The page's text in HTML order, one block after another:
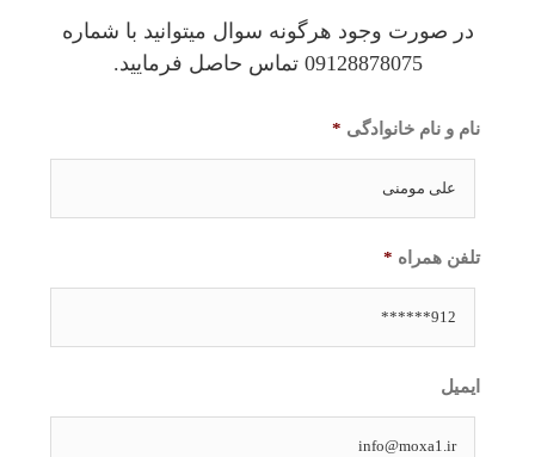
در صورت وجود هرگونه سوال میتوانید با شماره
09128878075 تماس حاصل فرمایید.
نام و نام خانوادگی *
تلفن همراه *
ایمیل